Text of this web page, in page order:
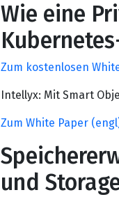
Wie eine
Zum kostenlosen
Intellyx: Mit Smart
Zum White Paper
und